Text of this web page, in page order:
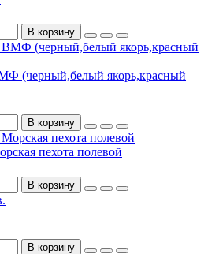
В корзину
(черный,белый якорь,красный
В корзину
пехота полевой
В корзину
В корзину